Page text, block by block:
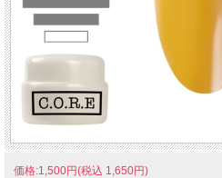
価格:1,500円(税込 1,650円)